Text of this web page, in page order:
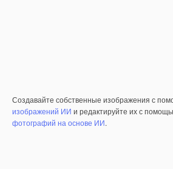
Создавайте собственные изображения с
изображений ИИ и редактируйте их с
фотографий на основе ИИ.